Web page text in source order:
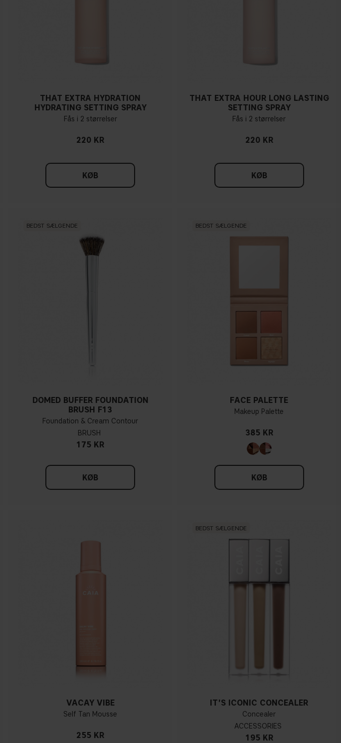
THAT EXTRA HYDRATION
HYDRATING SETTING SPRAY
Fås i 2 størrelser
220 KR
KØB
THAT EXTRA HOUR LONG LASTING
SETTING SPRAY
Fås i 2 størrelser
220 KR
KØB
BEDST SÆLGENDE
DOMED BUFFER FOUNDATION
BRUSH F13
Foundation & Cream Contour
BRUSH
175 KR
KØB
BEDST SÆLGENDE
FACE PALETTE
Makeup Palette
385 KR
KØB
VACAY VIBE
Self Tan Mousse
255 KR
BEDST SÆLGENDE
IT'S ICONIC CONCEALER
Concealer
ACCESSORIES
195 KR